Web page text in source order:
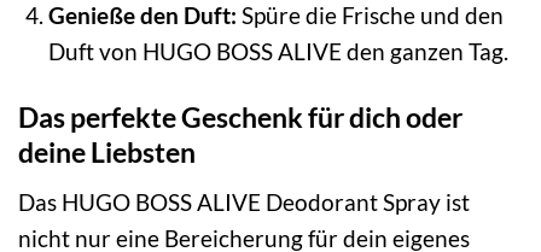
Genieße den Duft: Spüre die Frische und den
Duft von HUGO BOSS ALIVE den ganzen Tag.
Das perfekte Geschenk für dich oder
deine Liebsten
Das HUGO BOSS ALIVE Deodorant Spray ist
nicht nur eine Bereicherung für dein eigenes